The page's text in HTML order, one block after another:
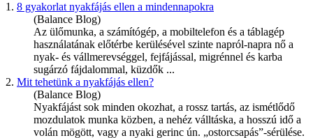
1. 8 gyakorlat nyakfájás ellen a mindennapokra
(Balance Blog)
Az ülőmunka, a számítógép, a mobiltelefon és a táblagép
használatának előtérbe kerülésével szinte napról-napra nő a
nyak- és vállmerevséggel, fejfájással, migrénnel és karba
sugárzó fájdalommal, küzdők ...
2. Mit tehetünk a nyakfájás ellen?
(Balance Blog)
Nyakfájást sok minden okozhat, a rossz tartás, az ismétlődő
mozdulatok munka közben, a nehéz válltáska, a hosszú idő a
volán mögött, vagy a nyaki gerinc ún. „ostorcsapás”-sérülése.